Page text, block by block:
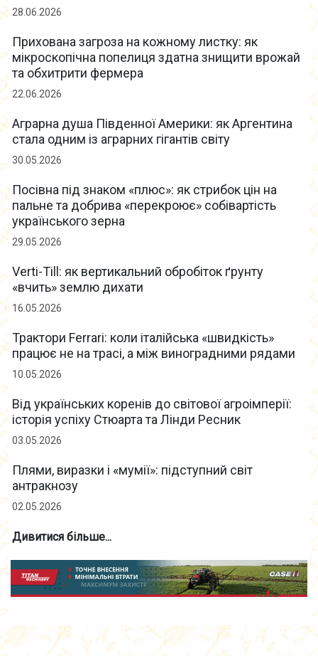
28.06.2026
Прихована загроза на кожному листку: як
мікроскопічна попелиця здатна знищити врожай
та обхитрити фермера
22.06.2026
Аграрна душа Південної Америки: як Аргентина
стала одним із аграрних гігантів світу
30.05.2026
Посівна під знаком «плюс»: як стрибок цін на
пальне та добрива «перекроює» собівартість
українського зерна
29.05.2026
Verti-Till: як вертикальний обробіток ґрунту
«вчить» землю дихати
16.05.2026
Трактори Ferrari: коли італійська «швидкість»
працює не на трасі, а між виноградними рядами
10.05.2026
Від українських коренів до світової агроімперії:
історія успіху Стюарта та Лінди Ресник
03.05.2026
Плями, виразки і «мумії»: підступний світ
антракнозу
02.05.2026
Дивитися більше...